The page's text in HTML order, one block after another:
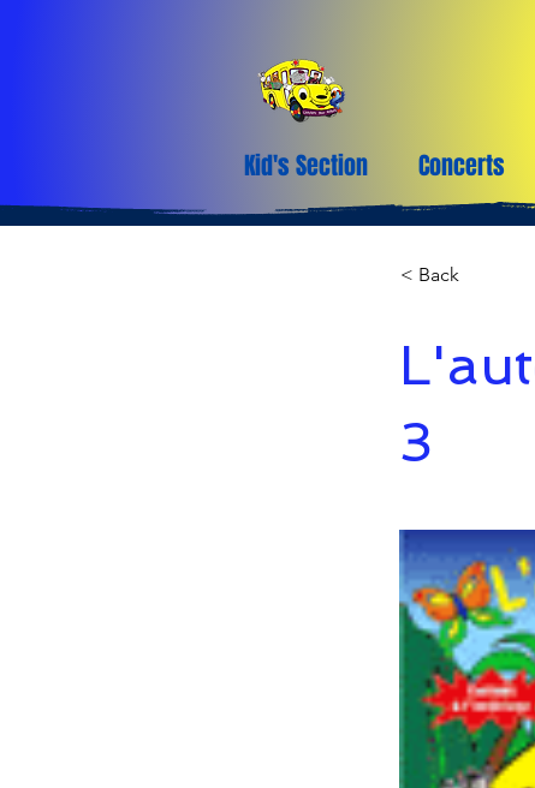
Kid's Section Concerts
< Back
3